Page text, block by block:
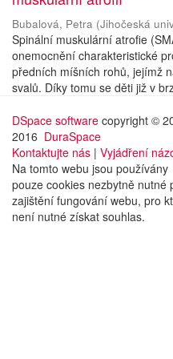
Bubalová, Petra (Jihočeská
Spinální muskulární atrofie
onemocnění charakteristické
předních míšních rohů, jejímž
svalů. Díky tomu se děti již v
DSpace software copyright ©
2016 DuraSpace
Kontaktujte nás | Vyjádření
Na tomto webu jsou používány
pouze cookies nezbytně nutné
zajištění fungování webu, pro
není nutné získat souhlas.